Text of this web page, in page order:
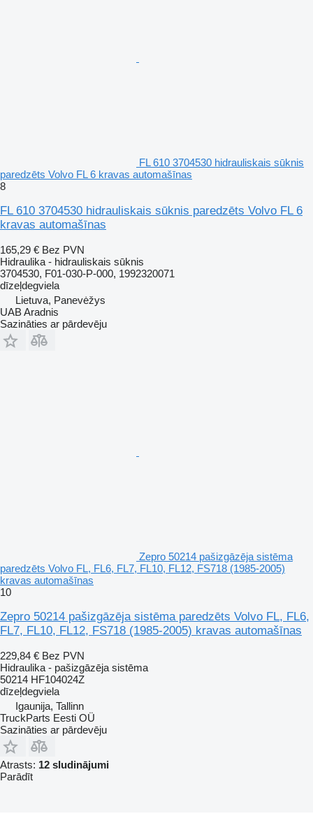
FL 610 3704530 hidrauliskais sūknis
paredzēts Volvo FL 6 kravas automašīnas
8
FL 610 3704530 hidrauliskais sūknis paredzēts Volvo FL 6
kravas automašīnas
165,29 € Bez PVN
Hidraulika - hidrauliskais sūknis
3704530, F01-030-P-000, 1992320071
dīzeļdegviela
Lietuva, Panevėžys
UAB Aradnis
Sazināties ar pārdevēju
Zepro 50214 pašizgāzēja sistēma
paredzēts Volvo FL, FL6, FL7, FL10, FL12, FS718 (1985-2005)
kravas automašīnas
10
Zepro 50214 pašizgāzēja sistēma paredzēts Volvo FL, FL6,
FL7, FL10, FL12, FS718 (1985-2005) kravas automašīnas
229,84 € Bez PVN
Hidraulika - pašizgāzēja sistēma
50214 HF104024Z
dīzeļdegviela
Igaunija, Tallinn
TruckParts Eesti OÜ
Sazināties ar pārdevēju
Atrasts: 12 sludinājumi
Parādīt